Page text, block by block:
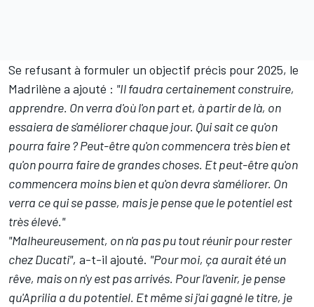
Se refusant à formuler un objectif précis pour 2025, le
Madrilène a ajouté : "Il faudra certainement construire,
apprendre. On verra d'où l'on part et, à partir de là, on
essaiera de s'améliorer chaque jour. Qui sait ce qu'on
pourra faire ? Peut-être qu'on commencera très bien et
qu'on pourra faire de grandes choses. Et peut-être qu'on
commencera moins bien et qu'on devra s'améliorer. On
verra ce qui se passe, mais je pense que le potentiel est
très élevé."
"Malheureusement, on n'a pas pu tout réunir pour rester
chez Ducati", a-t-il ajouté. "Pour moi, ça aurait été un
rêve, mais on n'y est pas arrivés. Pour l'avenir, je pense
qu'Aprilia a du potentiel. Et même si j'ai gagné le titre, je